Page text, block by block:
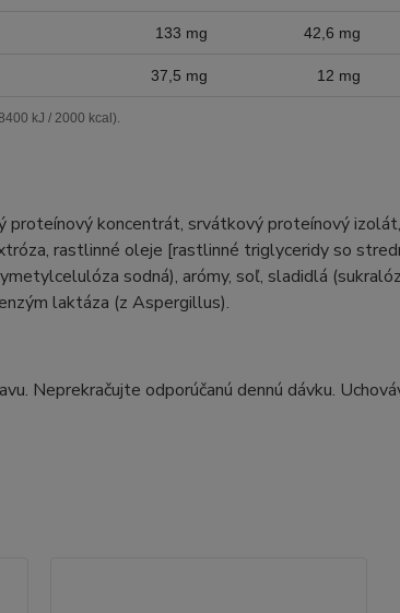
133 mg 42,6 mg
37,5 mg 12 mg
kJ / 2000 kcal).
proteínový koncentrát, srvátkový proteínový
rastlinné oleje [rastlinné triglyceridy so
sodná), arómy, soľ, sladidlá
laktáza (z Aspergillus).
Neprekračujte odporúčanú dennú dávku.